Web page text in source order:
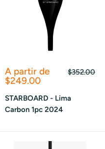
Prix
réduit
A partir de
$249.00
Prix
$352.00
STARBOARD - Lima
Carbon 1pc 2024